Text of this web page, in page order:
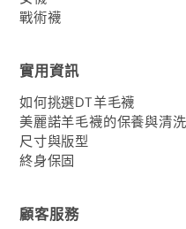
戰術襪
實用資訊
如何挑選DT羊毛襪
美麗諾羊毛襪的保養與清洗
尺寸與版型
終身保固
顧客服務